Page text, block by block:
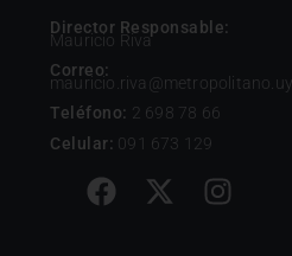
Director Responsable:
Mauricio Riva
Correo:
mauricio.riva@metropolitano.uy
Teléfono: 2 698 78 66
Celular: 091 673 129